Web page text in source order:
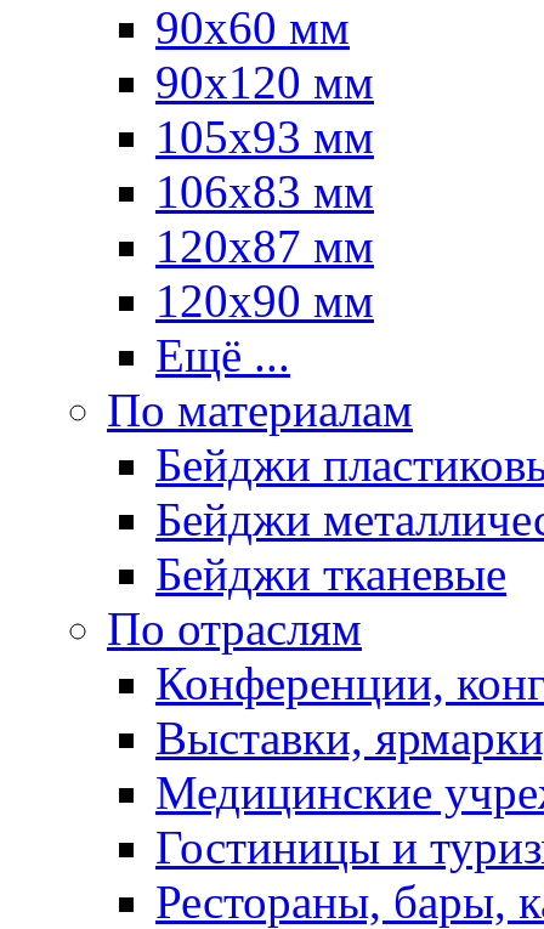
90х60 мм
90х120 мм
105х93 мм
106х83 мм
120х87 мм
120х90 мм
Ещё ...
По материалам
Бейджи
Бейджи
Бейджи тканевые
По отраслям
Конференции,
Выставки,
Медицинские
Гостиницы и
Рестораны, бары,